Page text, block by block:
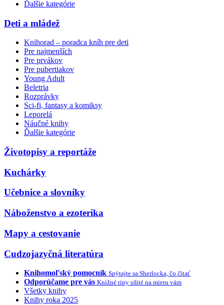
Ďalšie kategórie
Deti a mládež
Knihorad – poradca kníh pre deti
Pre najmenších
Pre prvákov
Pre pubertiakov
Young Adult
Beletria
Rozprávky
Sci-fi, fantasy a komiksy
Leporelá
Náučné knihy
Ďalšie kategórie
Životopisy a reportáže
Kuchárky
Učebnice a slovníky
Náboženstvo a ezoterika
Mapy a cestovanie
Cudzojazyčná literatúra
Knihomoľský pomocník Spýtajte sa Sherlocka, čo čítať
Odporúčame pre vás Knižné tipy ušité na mieru vám
Všetky knihy
Knihy roka 2025